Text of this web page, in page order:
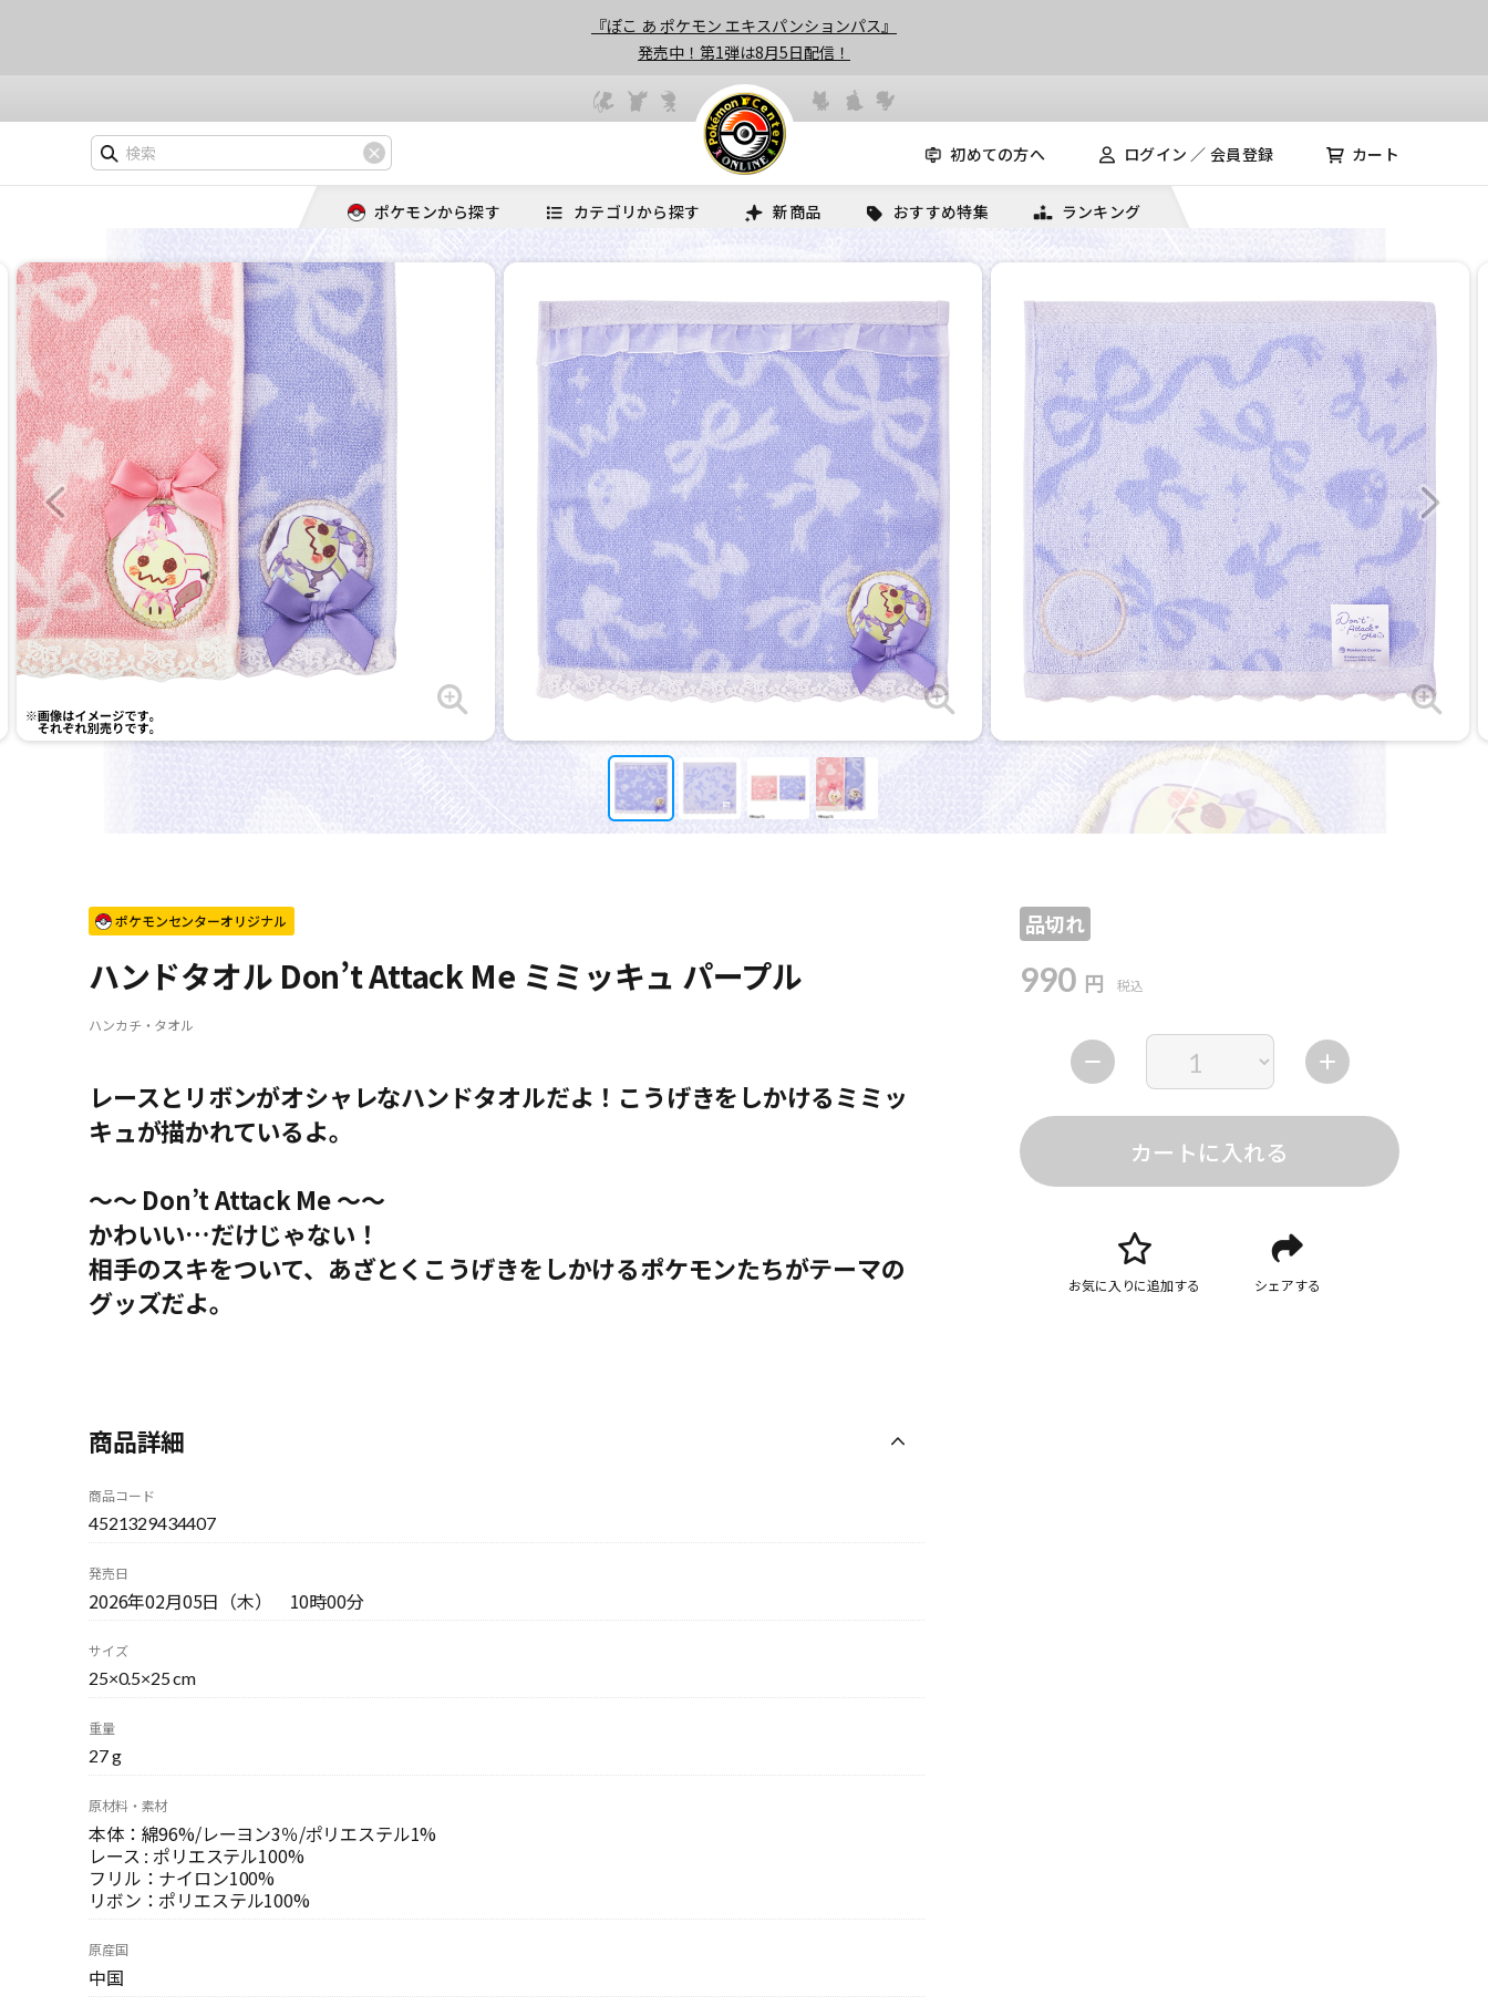
『ぽこ あ ポケモン エキスパンションパス』
発売中！第1弾は8月5日配信！
初めての方へ ログイン ／ 会員登録 カート
ポケモンから探す カテゴリから探す 新商品 おすすめ特集 ランキング
ポケモンセンターオリジナル
ハンドタオル Don’t Attack Me ミミッキュ パープル
ハンカチ・タオル
品切れ
990 円 税込
カートに入れる
お気に入りに追加する シェアする
レースとリボンがオシャレなハンドタオルだよ！こうげきをしかけるミミッ
キュが描かれているよ。
〜〜 Don’t Attack Me 〜〜
かわいい…だけじゃない！
相手のスキをついて、あざとくこうげきをしかけるポケモンたちがテーマの
グッズだよ。
商品詳細
商品コード
4521329434407
発売日
2026年02月05日（木） 10時00分
サイズ
25×0.5×25 cm
重量
27 g
原材料・素材
本体：綿96%/レーヨン3％/ポリエステル1%
レース : ポリエステル100%
フリル：ナイロン100%
リボン：ポリエステル100%
原産国
中国